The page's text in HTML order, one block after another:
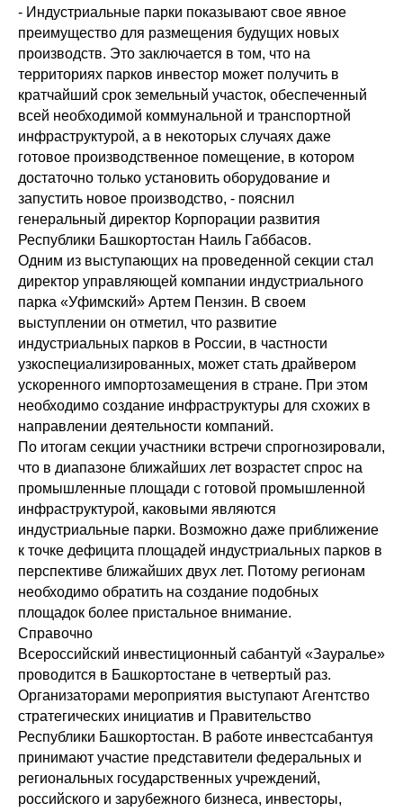
- Индустриальные парки показывают свое явное
преимущество для размещения будущих новых
производств. Это заключается в том, что на
территориях парков инвестор может получить в
кратчайший срок земельный участок, обеспеченный
всей необходимой коммунальной и транспортной
инфраструктурой, а в некоторых случаях даже
готовое производственное помещение, в котором
достаточно только установить оборудование и
запустить новое производство, - пояснил
генеральный директор Корпорации развития
Республики Башкортостан Наиль Габбасов.
Одним из выступающих на проведенной секции стал
директор управляющей компании индустриального
парка «Уфимский» Артем Пензин. В своем
выступлении он отметил, что развитие
индустриальных парков в России, в частности
узкоспециализированных, может стать драйвером
ускоренного импортозамещения в стране. При этом
необходимо создание инфраструктуры для схожих в
направлении деятельности компаний.
По итогам секции участники встречи спрогнозировали,
что в диапазоне ближайших лет возрастет спрос на
промышленные площади с готовой промышленной
инфраструктурой, каковыми являются
индустриальные парки. Возможно даже приближение
к точке дефицита площадей индустриальных парков в
перспективе ближайших двух лет. Потому регионам
необходимо обратить на создание подобных
площадок более пристальное внимание.
Справочно
Всероссийский инвестиционный сабантуй «Зауралье»
проводится в Башкортостане в четвертый раз.
Организаторами мероприятия выступают Агентство
стратегических инициатив и Правительство
Республики Башкортостан. В работе инвестсабантуя
принимают участие представители федеральных и
региональных государственных учреждений,
российского и зарубежного бизнеса, инвесторы,